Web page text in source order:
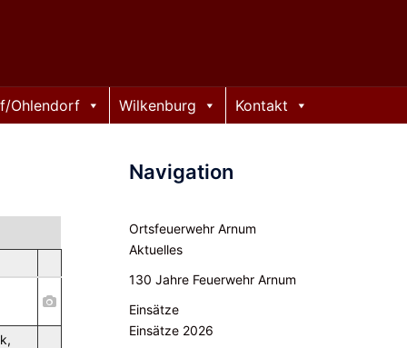
Ohlendorf Wilkenburg Kontakt
Navigation
Ortsfeuerwehr Arnum
Aktuelles
130 Jahre Feuerwehr Arnum
Einsätze
Einsätze 2026